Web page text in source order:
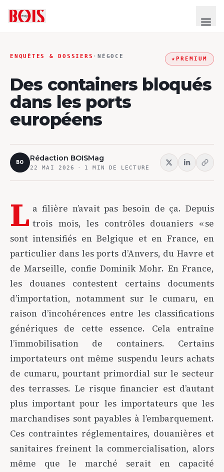
ENQUÊTES & DOSSIERS ·NÉGOCE ★PREMIUM
Des containers bloqués
dans les ports
européens
BO Rédaction BOISMag
22 MAI 2026 · 1 MIN DE LECTURE
L a filière n’avait pas besoin de ça. Depuis
trois mois, les contrôles douaniers « se
sont intensifiés en Belgique et en France, en
particulier dans les ports d’Anvers, du Havre et
de Marseille, confie Dominik Mohr. En France,
les douanes contestent certains documents
d’importation, notamment sur le cumaru, en
raison d’incohérences entre les classifications
génériques de cette essence. Cela entraîne
l’immobilisation de containers. Certains
importateurs ont même suspendu leurs achats
de cumaru, pourtant primordial sur le secteur
des terrasses. Le risque financier est d’autant
plus important pour les importateurs que les
marchandises sont payables à l’embarquement.
Ces contraintes réglementaires, douanières et
sanitaires freinent la commercialisation, alors
même que le marché serait en capacité